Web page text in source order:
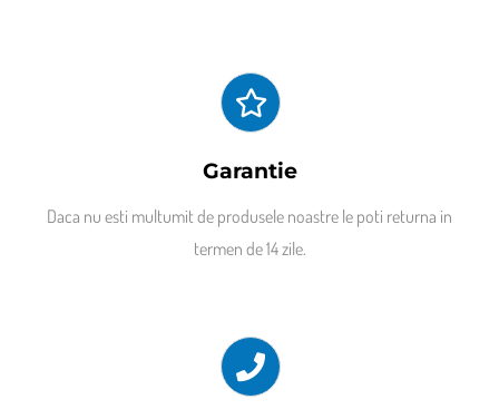
Garantie
Daca nu esti multumit de produsele noastre le poti returna in
termen de 14 zile.